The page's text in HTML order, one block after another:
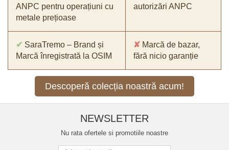
ANPC pentru operațiuni cu
metale prețioase
autorizări ANPC
✔ SaraTremo – Brand și
Marcă înregistrată la OSIM
✘ Marcă de bazar,
fără nicio garanție
Descoperă colecția noastră acum!
NEWSLETTER
Nu rata ofertele si promotiile noastre